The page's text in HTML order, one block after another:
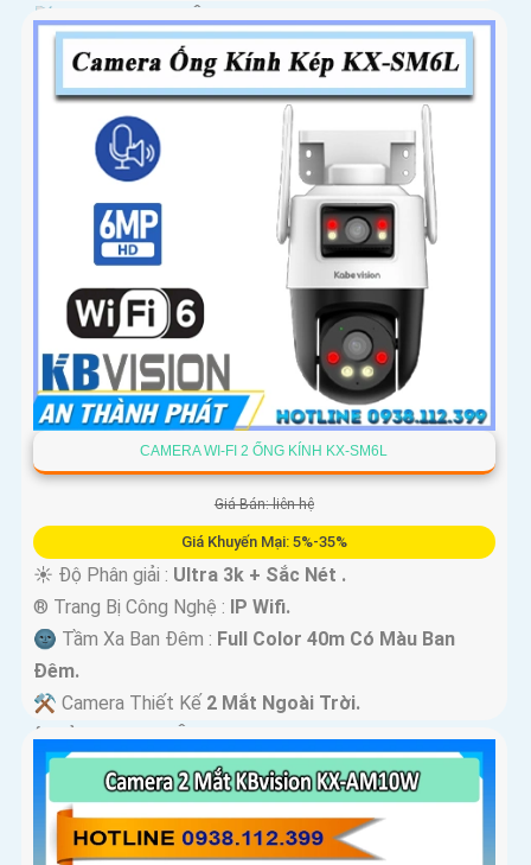
️📡 Tích Hợp :Thu Âm Và Loa.
CAMERA WI-FI 2 ỐNG KÍNH KX-SM6L
Giá Bán: liên hệ
Giá Khuyến Mại: 5%-35%
☀️ Độ Phân giải : Ultra 3k + Sắc Nét .
®️ Trang Bị Công Nghệ : IP Wifi.
🌚 Tầm Xa Ban Đêm : Full Color 40m Có Màu Ban
Ðêm.
⚒ Camera Thiết Kế 2 Mắt Ngoài Trời.
️ƒ Khả Năng :Thu Âm Và Loa.